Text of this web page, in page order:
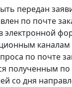
передан
по почте
электронной
каналам
по почте
полученным
со дня